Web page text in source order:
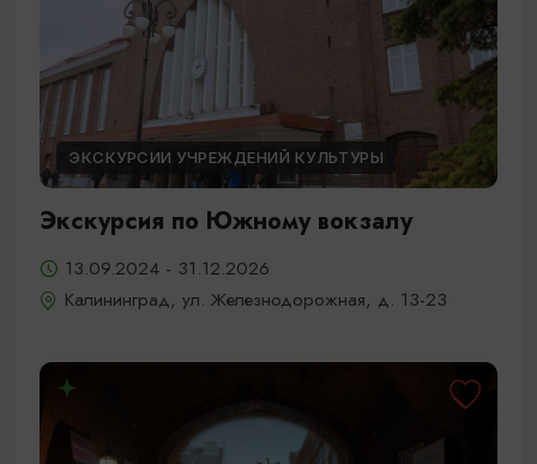
ЭКСКУРСИИ УЧРЕЖДЕНИЙ КУЛЬТУРЫ
Экскурсия по Южному вокзалу
13.09.2024 - 31.12.2026
Калининград, ул. Железнодорожная, д. 13-23